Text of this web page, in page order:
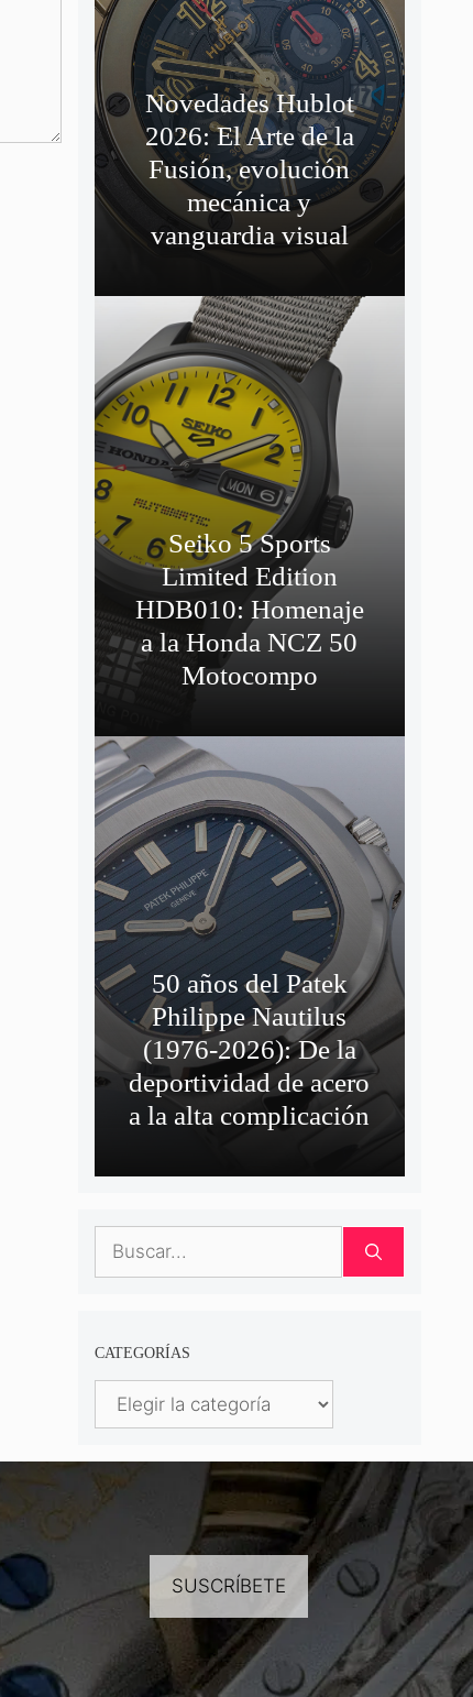
Novedades Hublot
2026: El Arte de la
Fusión, evolución
mecánica y
vanguardia visual
Seiko 5 Sports
Limited Edition
HDB010: Homenaje
a la Honda NCZ 50
Motocompo
50 años del Patek
Philippe Nautilus
(1976-2026): De la
deportividad de acero
a la alta complicación
Buscar:
CATEGORÍAS
Categorías
SUSCRÍBETE